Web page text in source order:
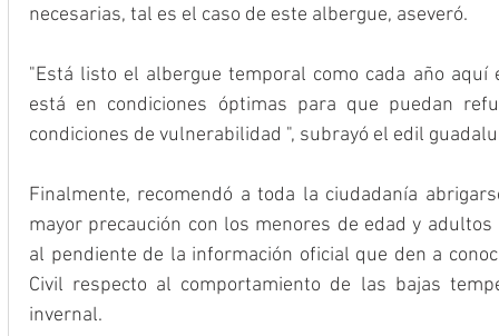
necesarias, tal es el caso de este albergue, aseveró.
"Está listo el albergue temporal como cada año aquí
está en condiciones óptimas para que puedan
condiciones de vulnerabilidad ", subrayó el edil
Finalmente, recomendó a toda la ciudadanía
mayor precaución con los menores de edad y
al pendiente de la información oficial que den a
Civil respecto al comportamiento de las bajas
invernal.